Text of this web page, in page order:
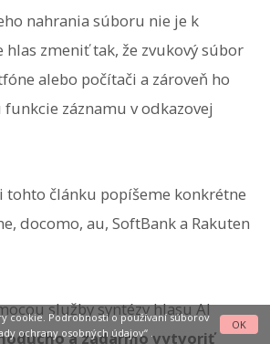
nahrania súboru nie je k
zmeniť tak, že zvukový súbor
alebo počítači a zároveň ho
záznamu v odkazovej
článku popíšeme konkrétne
docomo, au, SoftBank a Rakuten
služby syntézy hlasu AI
a zadarmo vytvoriť
cookie. Podrobnosti o používaní súborov
ochrany osobných údajov“.
OK